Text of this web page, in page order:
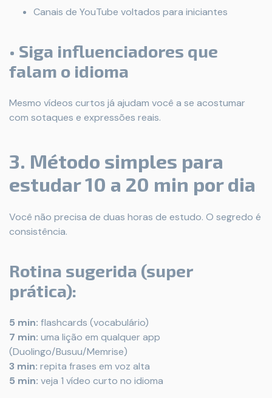
Canais de YouTube voltados para iniciantes
• Siga influenciadores que
falam o idioma
Mesmo vídeos curtos já ajudam você a se acostumar
com sotaques e expressões reais.
3. Método simples para
estudar 10 a 20 min por dia
Você não precisa de duas horas de estudo. O segredo é
consistência.
Rotina sugerida (super
prática):
5 min: flashcards (vocabulário)
7 min: uma lição em qualquer app
(Duolingo/Busuu/Memrise)
3 min: repita frases em voz alta
5 min: veja 1 vídeo curto no idioma